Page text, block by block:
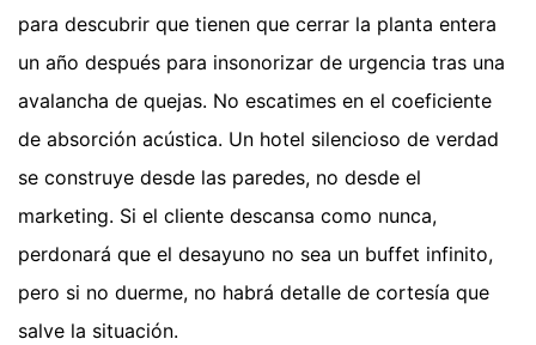
para descubrir que tienen que cerrar la planta entera
un año después para insonorizar de urgencia tras una
avalancha de quejas. No escatimes en el coeficiente
de absorción acústica. Un hotel silencioso de verdad
se construye desde las paredes, no desde el
marketing. Si el cliente descansa como nunca,
perdonará que el desayuno no sea un buffet infinito,
pero si no duerme, no habrá detalle de cortesía que
salve la situación.